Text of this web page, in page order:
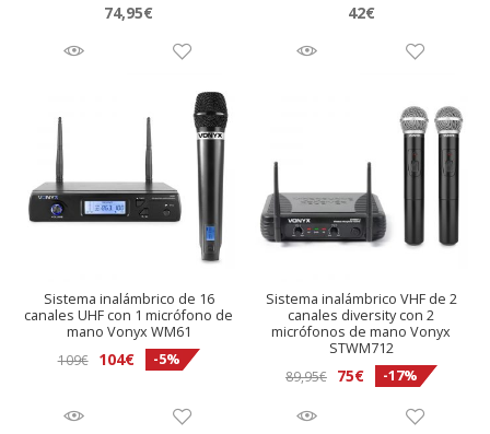
74,95€ 42€
Sistema inalámbrico de 16
canales UHF con 1 micrófono de
mano Vonyx WM61
109€
El
104€El
actual
-5%
Sistema inalámbrico VHF de 2
canales diversity con 2
micrófonos de mano Vonyx
STWM712
89,95€
El
75€El
actual
-17%